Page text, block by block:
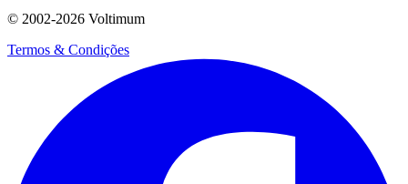
© 2002-2026 Voltimum
Termos & Condições